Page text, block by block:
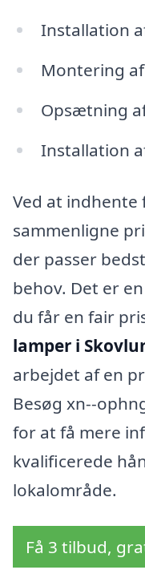
Installation
Montering
Opsætning
Installation
Ved at indhente
sammenligne
der passer
behov. Det er
du får en fair
lamper i
arbejdet af en
Besøg xn--
for at få mere
kvalificerede
lokalområde.
Få 3 tilbud,